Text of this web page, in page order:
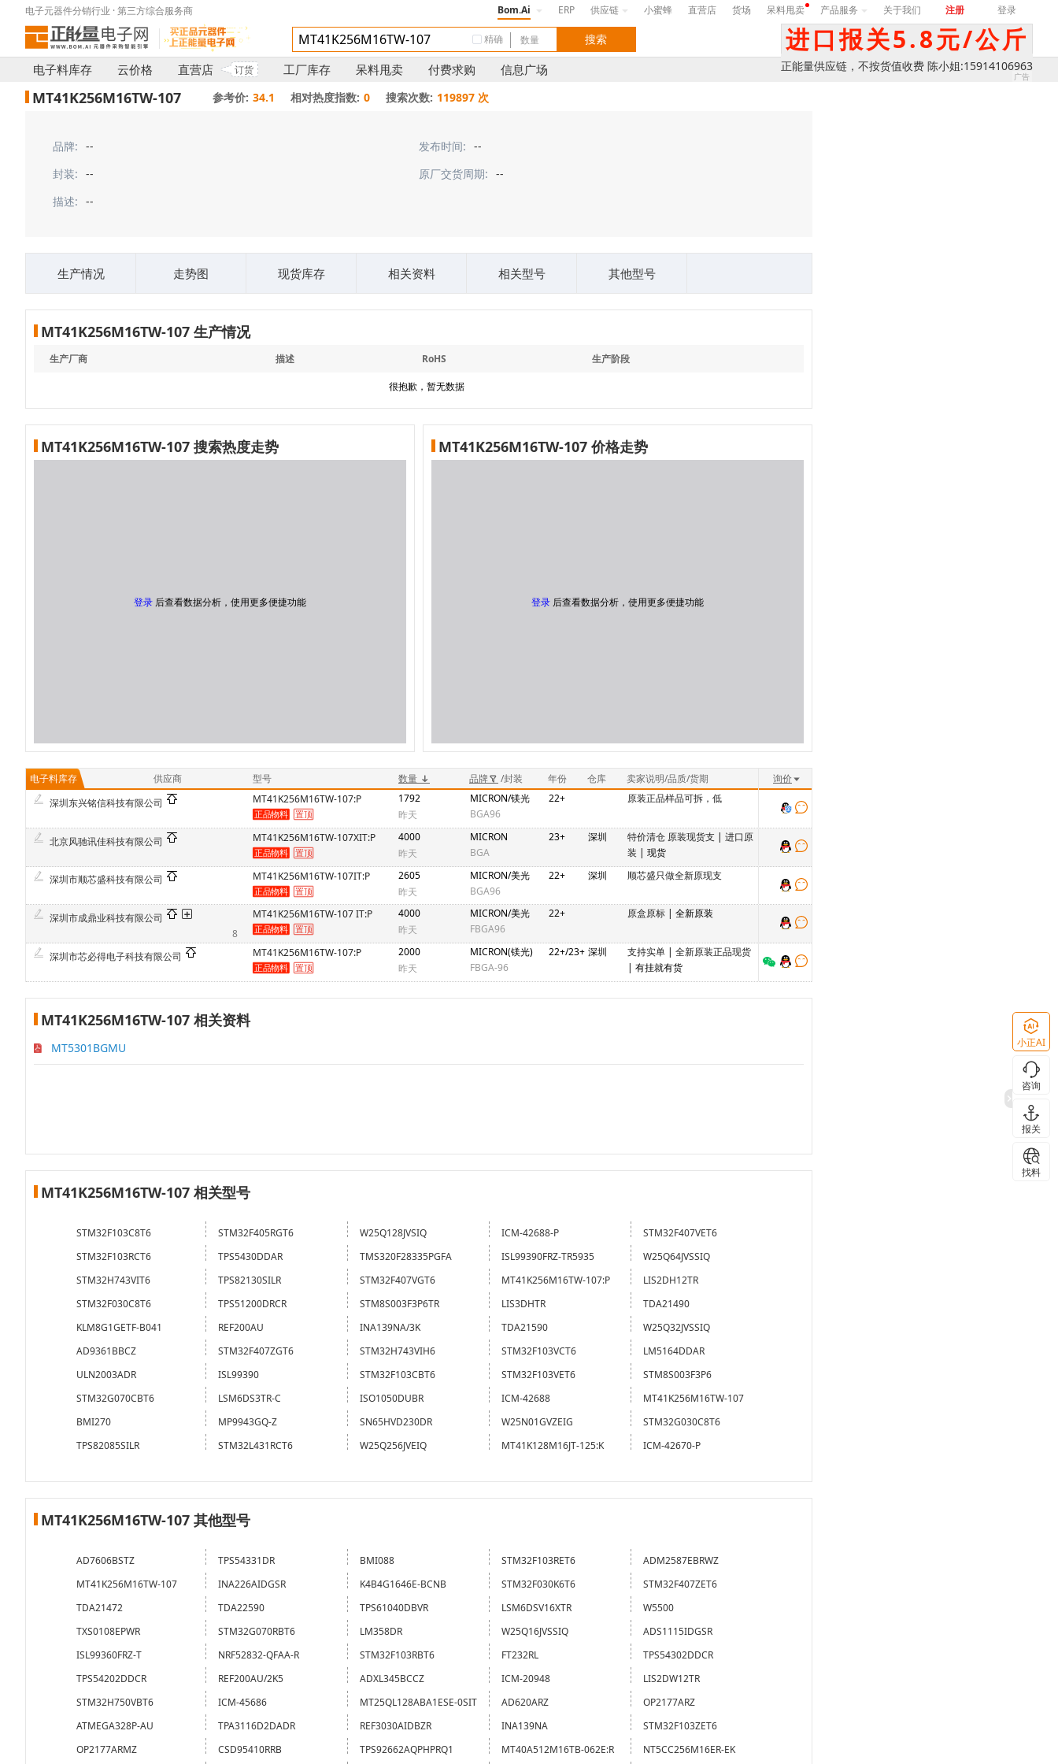
电子元器件分销行业 · 第三方综合服务商 Bom.Ai ERP 供应链 小蜜蜂 直营店 货场 呆料甩卖 产品服务 关于我们 注册 登录
精确 进口报关5.8元/公斤
正能量供应链，不按货值收费 陈小姐:15914106963
电子料库存 云价格 直营店 订货 工厂库存 呆料甩卖 付费求购 信息广场
MT41K256M16TW-107 参考价: 34.1 相对热度指数: 0 搜索次数: 119897 次
品牌: -- 发布时间: --
封装: -- 原厂交货周期: --
描述: --
生产情况 走势图 现货库存 相关资料 相关型号 其他型号
MT41K256M16TW-107 生产情况
生产厂商 描述 RoHS 生产阶段
很抱歉，暂无数据
MT41K256M16TW-107 搜索热度走势
登录 后查看数据分析，使用更多便捷功能
MT41K256M16TW-107 价格走势
登录 后查看数据分析，使用更多便捷功能
电子料库存 供应商 型号 数量 品牌 /封装 年份 仓库 卖家说明/品质/货期
询价
深圳东兴铭信科技有限公司
MT41K256M16TW-107:P
1792
昨天
MICRON/镁光
BGA96
22+ 原装正品样品可拆，低
北京风驰讯佳科技有限公司 MT41K256M16TW-107XIT:P
4000
昨天
MICRON
BGA
23+ 深圳 特价清仓 原装现货支 | 进口原
装 | 现货
深圳市顺芯盛科技有限公司 MT41K256M16TW-107IT:P
2605
昨天
MICRON/美光
BGA96
22+ 深圳 顺芯盛只做全新原现支
深圳市成鼎业科技有限公司
8
MT41K256M16TW-107 IT:P
4000
昨天
MICRON/美光
FBGA96
22+ 原盒原标 | 全新原装
深圳市芯必得电子科技有限公司 MT41K256M16TW-107:P
2000
昨天
MICRON(镁光)
FBGA-96
22+/23+ 深圳 支持实单 | 全新原装正品现货
| 有挂就有货
MT41K256M16TW-107 相关资料
MT5301BGMU
MT41K256M16TW-107 相关型号
STM32F103C8T6 STM32F405RGT6 W25Q128JVSIQ ICM-42688-P
STM32F407VET6
STM32F103RCT6
TPS5430DDAR TMS320F28335PGFA ISL99390FRZ-TR5935
W25Q64JVSSIQ
STM32H743VIT6
TPS82130SILR STM32F407VGT6 MT41K256M16TW-107:P
LIS2DH12TR
STM32F030C8T6
TPS51200DRCR STM8S003F3P6TR LIS3DHTR
TDA21490
KLM8G1GETF-B041
REF200AU INA139NA/3K TDA21590
W25Q32JVSSIQ
AD9361BBCZ
STM32F407ZGT6 STM32H743VIH6 STM32F103VCT6
LM5164DDAR
ULN2003ADR
ISL99390 STM32F103CBT6 STM32F103VET6
STM8S003F3P6
STM32G070CBT6
LSM6DS3TR-C ISO1050DUBR ICM-42688
MT41K256M16TW-107
BMI270 MP9943GQ-Z SN65HVD230DR W25N01GVZEIG
STM32G030C8T6
TPS82085SILR
STM32L431RCT6 W25Q256JVEIQ MT41K128M16JT-125:K ICM-42670-P
MT41K256M16TW-107 其他型号
AD7606BSTZ TPS54331DR BMI088 STM32F103RET6
ADM2587EBRWZ
MT41K256M16TW-107
INA226AIDGSR K4B4G1646E-BCNB STM32F030K6T6
STM32F407ZET6
TDA21472
TDA22590 TPS61040DBVR LSM6DSV16XTR
W5500
TXS0108EPWR
STM32G070RBT6 LM358DR W25Q16JVSSIQ
ADS1115IDGSR
ISL99360FRZ-T
NRF52832-QFAA-R STM32F103RBT6 FT232RL
TPS54302DDCR
TPS54202DDCR
REF200AU/2K5 ADXL345BCCZ ICM-20948
LIS2DW12TR
STM32H750VBT6
ICM-45686 MT25QL128ABA1ESE-0SIT AD620ARZ
OP2177ARZ
ATMEGA328P-AU
TPA3116D2DADR REF3030AIDBZR INA139NA
STM32F103ZET6
OP2177ARMZ
CSD95410RRB TPS92662AQPHPRQ1 MT40A512M16TB-062E:R NT5CC256M16ER-EK
小正AI
咨询
报关
找料